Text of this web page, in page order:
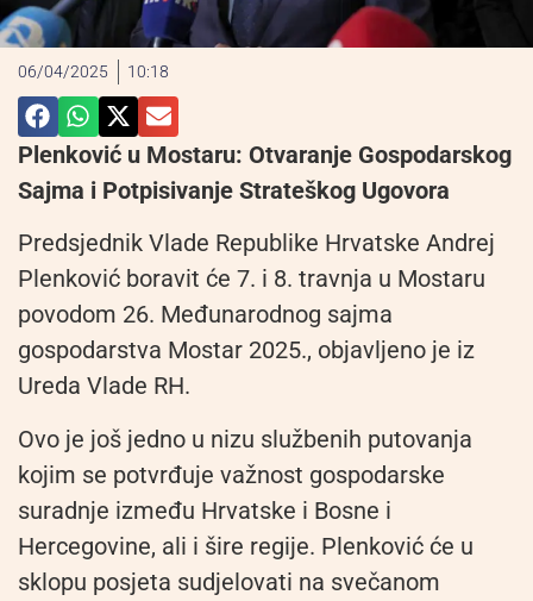
06/04/2025 10:18
Plenković u Mostaru: Otvaranje Gospodarskog
Sajma i Potpisivanje Strateškog Ugovora
Predsjednik Vlade Republike Hrvatske Andrej
Plenković boravit će 7. i 8. travnja u Mostaru
povodom 26. Međunarodnog sajma
gospodarstva Mostar 2025., objavljeno je iz
Ureda Vlade RH.
Ovo je još jedno u nizu službenih putovanja
kojim se potvrđuje važnost gospodarske
suradnje između Hrvatske i Bosne i
Hercegovine, ali i šire regije. Plenković će u
sklopu posjeta sudjelovati na svečanom